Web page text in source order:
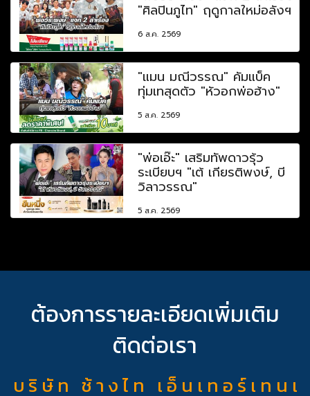
"ศิลปินภูไท" ฤดูกาลใหม่อลังฯ
6 ส.ค. 2569
"แมน มณีวรรณ" คัมแบ็ค
ทุ่มเทสุดตัว "หัวอกพ่อฮ้าง"
5 ส.ค. 2569
"พ่อเอ๊ะ" เสริมทัพดาวรุ้ว
ระเบียบฯ "เต้ เกียรติพงษ์, บี
วิลาวรรณ"
5 ส.ค. 2569
ต้องการรายละเอียดเพิ่มเติม
ติดต่อเรา
บ ริ ษั ท ช้ า ง ไ ท เ อ็ น เ ท อ ร์ เ ท น เ